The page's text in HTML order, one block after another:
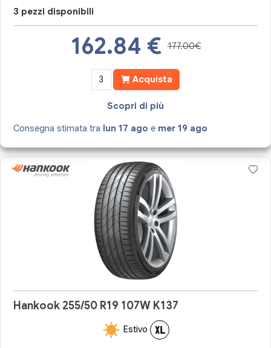
3 pezzi disponibili
162.84 € 177.00€
Acquista
Scopri di più
Consegna stimata tra lun 17 ago e mer 19 ago
Hankook 255/50 R19 107W K137
Estivo